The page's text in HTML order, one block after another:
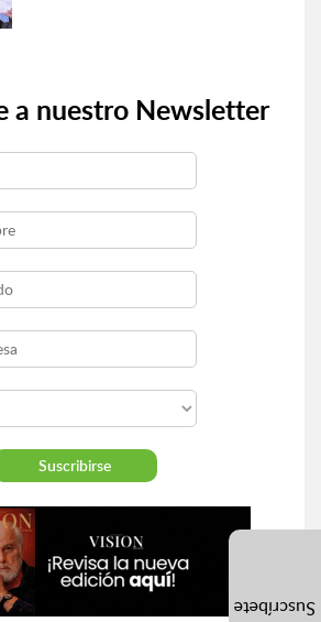
a nuestro Newsletter
Suscríbete